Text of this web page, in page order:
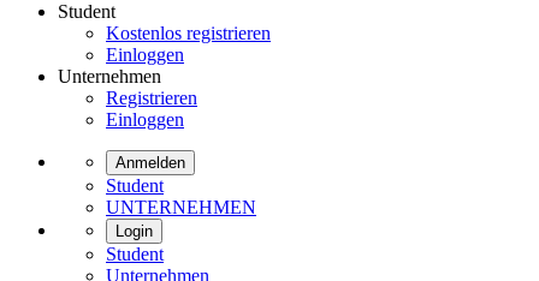
Student
Kostenlos registrieren
Einloggen
Unternehmen
Registrieren
Einloggen
Anmelden
Student
UNTERNEHMEN
Login
Student
Unternehmen